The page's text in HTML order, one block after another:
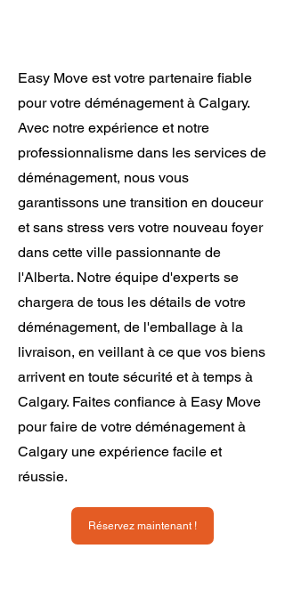
Easy Move est votre partenaire fiable
pour votre déménagement à Calgary.
Avec notre expérience et notre
professionnalisme dans les services de
déménagement, nous vous
garantissons une transition en douceur
et sans stress vers votre nouveau foyer
dans cette ville passionnante de
l'Alberta. Notre équipe d'experts se
chargera de tous les détails de votre
déménagement, de l'emballage à la
livraison, en veillant à ce que vos biens
arrivent en toute sécurité et à temps à
Calgary. Faites confiance à Easy Move
pour faire de votre déménagement à
Calgary une expérience facile et
réussie.
Réservez maintenant !